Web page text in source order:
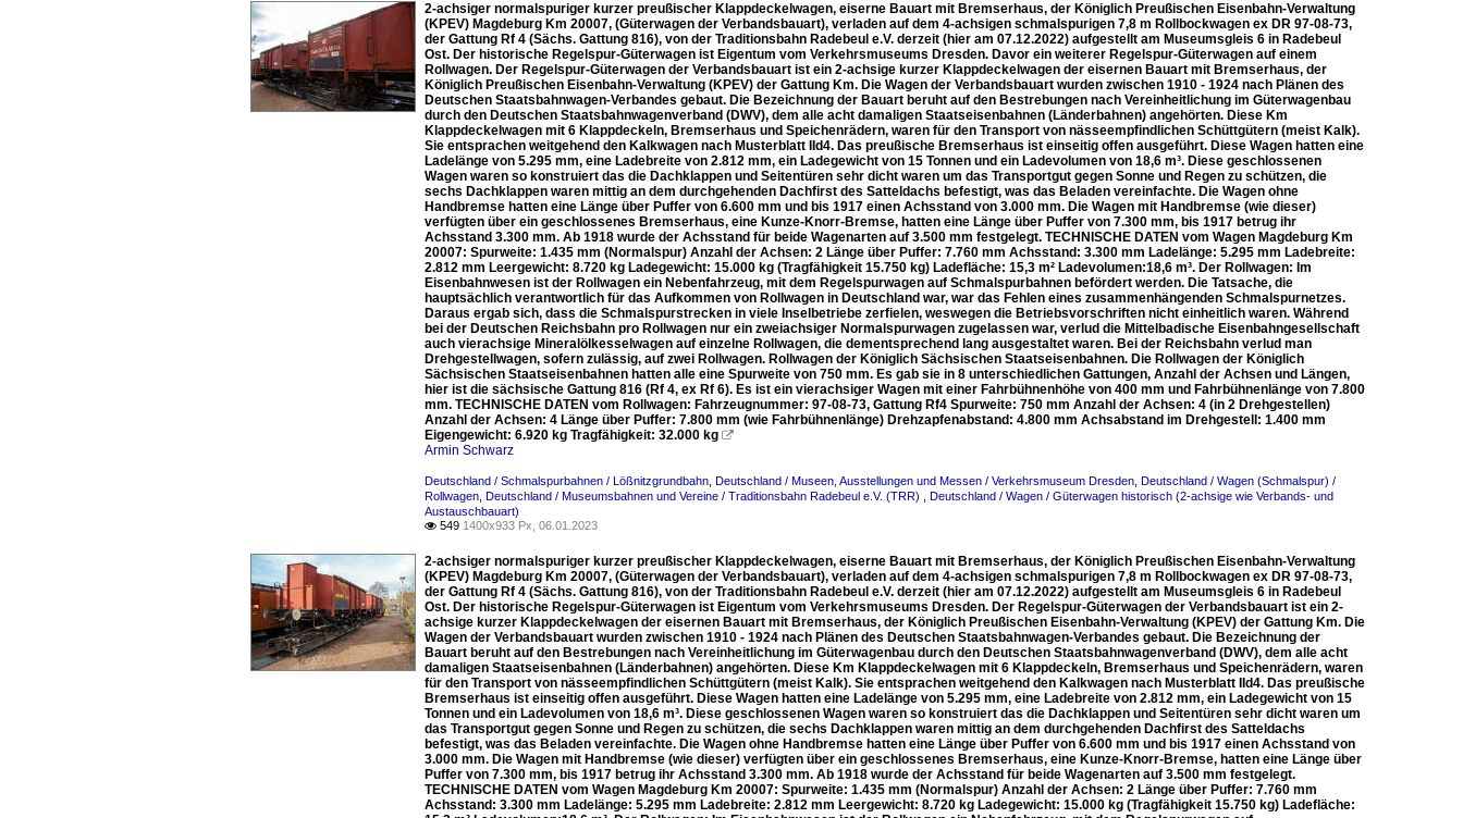
2-achsiger normalspuriger kurzer preußischer Klappdeckelwagen, eiserne Bauart mit Bremserhaus, der Königlich Preußischen Eisenbahn-Verwaltung
(KPEV) Magdeburg Km 20007, (Güterwagen der Verbandsbauart), verladen auf dem 4-achsigen schmalspurigen 7,8 m Rollbockwagen ex DR 97-08-73,
der Gattung Rf 4 (Sächs. Gattung 816), von der Traditionsbahn Radebeul e.V. derzeit (hier am 07.12.2022) aufgestellt am Museumsgleis 6 in Radebeul
Ost. Der historische Regelspur-Güterwagen ist Eigentum vom Verkehrsmuseums Dresden. Davor ein weiterer Regelspur-Güterwagen auf einem
Rollwagen. Der Regelspur-Güterwagen der Verbandsbauart ist ein 2-achsige kurzer Klappdeckelwagen der eisernen Bauart mit Bremserhaus, der
Königlich Preußischen Eisenbahn-Verwaltung (KPEV) der Gattung Km. Die Wagen der Verbandsbauart wurden zwischen 1910 - 1924 nach Plänen des
Deutschen Staatsbahnwagen-Verbandes gebaut. Die Bezeichnung der Bauart beruht auf den Bestrebungen nach Vereinheitlichung im Güterwagenbau
durch den Deutschen Staatsbahnwagenverband (DWV), dem alle acht damaligen Staatseisenbahnen (Länderbahnen) angehörten. Diese Km
Klappdeckelwagen mit 6 Klappdeckeln, Bremserhaus und Speichenrädern, waren für den Transport von nässeempfindlichen Schüttgütern (meist Kalk).
Sie entsprachen weitgehend den Kalkwagen nach Musterblatt IId4. Das preußische Bremserhaus ist einseitig offen ausgeführt. Diese Wagen hatten eine
Ladelänge von 5.295 mm, eine Ladebreite von 2.812 mm, ein Ladegewicht von 15 Tonnen und ein Ladevolumen von 18,6 m³. Diese geschlossenen
Wagen waren so konstruiert das die Dachklappen und Seitentüren sehr dicht waren um das Transportgut gegen Sonne und Regen zu schützen, die
sechs Dachklappen waren mittig an dem durchgehenden Dachfirst des Satteldachs befestigt, was das Beladen vereinfachte. Die Wagen ohne
Handbremse hatten eine Länge über Puffer von 6.600 mm und bis 1917 einen Achsstand von 3.000 mm. Die Wagen mit Handbremse (wie dieser)
verfügten über ein geschlossenes Bremserhaus, eine Kunze-Knorr-Bremse, hatten eine Länge über Puffer von 7.300 mm, bis 1917 betrug ihr
Achsstand 3.300 mm. Ab 1918 wurde der Achsstand für beide Wagenarten auf 3.500 mm festgelegt. TECHNISCHE DATEN vom Wagen Magdeburg Km
20007: Spurweite: 1.435 mm (Normalspur) Anzahl der Achsen: 2 Länge über Puffer: 7.760 mm Achsstand: 3.300 mm Ladelänge: 5.295 mm Ladebreite:
2.812 mm Leergewicht: 8.720 kg Ladegewicht: 15.000 kg (Tragfähigkeit 15.750 kg) Ladefläche: 15,3 m² Ladevolumen:18,6 m³. Der Rollwagen: Im
Eisenbahnwesen ist der Rollwagen ein Nebenfahrzeug, mit dem Regelspurwagen auf Schmalspurbahnen befördert werden. Die Tatsache, die
hauptsächlich verantwortlich für das Aufkommen von Rollwagen in Deutschland war, war das Fehlen eines zusammenhängenden Schmalspurnetzes.
Daraus ergab sich, dass die Schmalspurstrecken in viele Inselbetriebe zerfielen, weswegen die Betriebsvorschriften nicht einheitlich waren. Während
bei der Deutschen Reichsbahn pro Rollwagen nur ein zweiachsiger Normalspurwagen zugelassen war, verlud die Mittelbadische Eisenbahngesellschaft
auch vierachsige Mineralölkesselwagen auf einzelne Rollwagen, die dementsprechend lang ausgestaltet waren. Bei der Reichsbahn verlud man
Drehgestellwagen, sofern zulässig, auf zwei Rollwagen. Rollwagen der Königlich Sächsischen Staatseisenbahnen. Die Rollwagen der Königlich
Sächsischen Staatseisenbahnen hatten alle eine Spurweite von 750 mm. Es gab sie in 8 unterschiedlichen Gattungen, Anzahl der Achsen und Längen,
hier ist die sächsische Gattung 816 (Rf 4, ex Rf 6). Es ist ein vierachsiger Wagen mit einer Fahrbühnenhöhe von 400 mm und Fahrbühnenlänge von 7.800
mm. TECHNISCHE DATEN vom Rollwagen: Fahrzeugnummer: 97-08-73, Gattung Rf4 Spurweite: 750 mm Anzahl der Achsen: 4 (in 2 Drehgestellen)
Anzahl der Achsen: 4 Länge über Puffer: 7.800 mm (wie Fahrbühnenlänge) Drehzapfenabstand: 4.800 mm Achsabstand im Drehgestell: 1.400 mm
Eigengewicht: 6.920 kg Tragfähigkeit: 32.000 kg 
Armin Schwarz
Deutschland / Schmalspurbahnen / Lößnitzgrundbahn Deutschland / Museen, Ausstellungen und Messen / Verkehrsmuseum Dresden Deutschland / Wagen (Schmalspur) /
Rollwagen Deutschland / Museumsbahnen und Vereine / Traditionsbahn Radebeul e.V. (TRR)
Deutschland / Wagen / Güterwagen historisch (2-achsige wie Verbands- und
Austauschbauart)
 549 1400x933 Px, 06.01.2023
2-achsiger normalspuriger kurzer preußischer Klappdeckelwagen, eiserne Bauart mit Bremserhaus, der Königlich Preußischen Eisenbahn-Verwaltung
(KPEV) Magdeburg Km 20007, (Güterwagen der Verbandsbauart), verladen auf dem 4-achsigen schmalspurigen 7,8 m Rollbockwagen ex DR 97-08-73,
der Gattung Rf 4 (Sächs. Gattung 816), von der Traditionsbahn Radebeul e.V. derzeit (hier am 07.12.2022) aufgestellt am Museumsgleis 6 in Radebeul
Ost. Der historische Regelspur-Güterwagen ist Eigentum vom Verkehrsmuseums Dresden. Der Regelspur-Güterwagen der Verbandsbauart ist ein 2-
achsige kurzer Klappdeckelwagen der eisernen Bauart mit Bremserhaus, der Königlich Preußischen Eisenbahn-Verwaltung (KPEV) der Gattung Km. Die
Wagen der Verbandsbauart wurden zwischen 1910 - 1924 nach Plänen des Deutschen Staatsbahnwagen-Verbandes gebaut. Die Bezeichnung der
Bauart beruht auf den Bestrebungen nach Vereinheitlichung im Güterwagenbau durch den Deutschen Staatsbahnwagenverband (DWV), dem alle acht
damaligen Staatseisenbahnen (Länderbahnen) angehörten. Diese Km Klappdeckelwagen mit 6 Klappdeckeln, Bremserhaus und Speichenrädern, waren
für den Transport von nässeempfindlichen Schüttgütern (meist Kalk). Sie entsprachen weitgehend den Kalkwagen nach Musterblatt IId4. Das preußische
Bremserhaus ist einseitig offen ausgeführt. Diese Wagen hatten eine Ladelänge von 5.295 mm, eine Ladebreite von 2.812 mm, ein Ladegewicht von 15
Tonnen und ein Ladevolumen von 18,6 m³. Diese geschlossenen Wagen waren so konstruiert das die Dachklappen und Seitentüren sehr dicht waren um
das Transportgut gegen Sonne und Regen zu schützen, die sechs Dachklappen waren mittig an dem durchgehenden Dachfirst des Satteldachs
befestigt, was das Beladen vereinfachte. Die Wagen ohne Handbremse hatten eine Länge über Puffer von 6.600 mm und bis 1917 einen Achsstand von
3.000 mm. Die Wagen mit Handbremse (wie dieser) verfügten über ein geschlossenes Bremserhaus, eine Kunze-Knorr-Bremse, hatten eine Länge über
Puffer von 7.300 mm, bis 1917 betrug ihr Achsstand 3.300 mm. Ab 1918 wurde der Achsstand für beide Wagenarten auf 3.500 mm festgelegt.
TECHNISCHE DATEN vom Wagen Magdeburg Km 20007: Spurweite: 1.435 mm (Normalspur) Anzahl der Achsen: 2 Länge über Puffer: 7.760 mm
Achsstand: 3.300 mm Ladelänge: 5.295 mm Ladebreite: 2.812 mm Leergewicht: 8.720 kg Ladegewicht: 15.000 kg (Tragfähigkeit 15.750 kg) Ladefläche: